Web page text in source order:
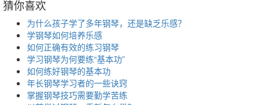
猜你喜欢
为什么孩子学了多年钢琴，还是缺乏乐感？
学钢琴如何培养乐感
如何正确有效的练习钢琴
学习钢琴为何要练“基本功”
如何练好钢琴的基本功
年长钢琴学习者的一些诀窍
掌握钢琴技巧需要勤学苦练